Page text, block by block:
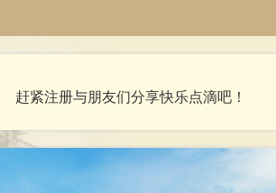
赶紧注册与朋友们分享快乐点滴吧！